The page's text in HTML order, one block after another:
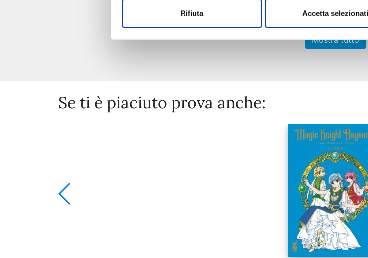
Rifiuta Accetta selezionati
Mostra tutto
Se ti è piaciuto prova anche: